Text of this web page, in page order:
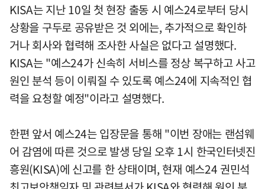
KISA는 지난 10일 첫 현장 출동 시 예스24로부터 당시
상황을 구두로 공유받은 것 외에는, 추가적으로 확인하
거나 회사와 협력해 조사한 사실은 없다고 설명했다.
KISA는 "예스24가 신속히 서비스를 정상 복구하고 사고
원인 분석 등이 이뤄질 수 있도록 예스24에 지속적인 협
력을 요청할 예정"이라고 설명했다.
한편 앞서 예스24는 입장문을 통해 "이번 장애는 랜섬웨
어 감염에 따른 것으로 발생 당일 오후 1시 한국인터넷진
흥원(KISA)에 신고를 한 상태이며, 현재 예스24 권민석